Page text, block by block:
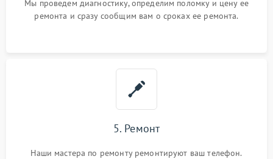
Мы проведем диагностику, определим поломку и цену ее
ремонта и сразу сообщим вам о сроках ее ремонта.
5. Ремонт
Наши мастера по ремонту ремонтируют ваш телефон.